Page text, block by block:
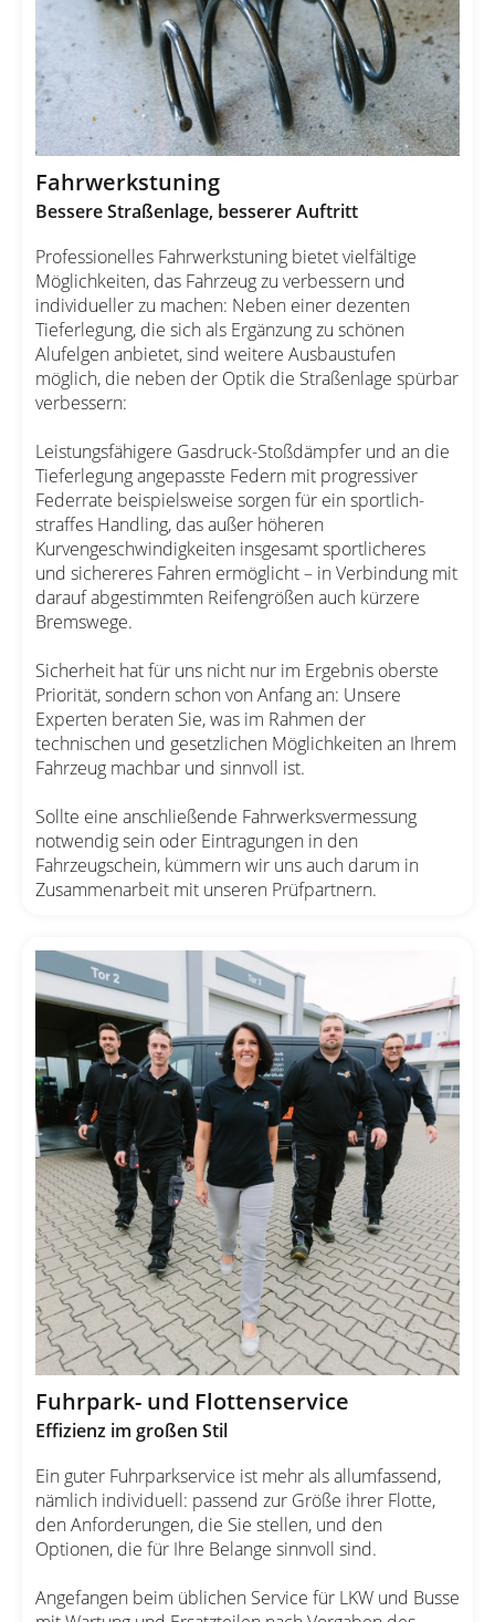
Fahrwerkstuning
Bessere Straßenlage, besserer Auftritt
Professionelles Fahrwerkstuning bietet vielfältige
Möglichkeiten, das Fahrzeug zu verbessern und
individueller zu machen: Neben einer dezenten
Tieferlegung, die sich als Ergänzung zu schönen
Alufelgen anbietet, sind weitere Ausbaustufen
möglich, die neben der Optik die Straßenlage spürbar
verbessern:
Leistungsfähigere Gasdruck-Stoßdämpfer und an die
Tieferlegung angepasste Federn mit progressiver
Federrate beispielsweise sorgen für ein sportlich-
straffes Handling, das außer höheren
Kurvengeschwindigkeiten insgesamt sportlicheres
und sichereres Fahren ermöglicht – in Verbindung mit
darauf abgestimmten Reifengrößen auch kürzere
Bremswege.
Sicherheit hat für uns nicht nur im Ergebnis oberste
Priorität, sondern schon von Anfang an: Unsere
Experten beraten Sie, was im Rahmen der
technischen und gesetzlichen Möglichkeiten an Ihrem
Fahrzeug machbar und sinnvoll ist.
Sollte eine anschließende Fahrwerksvermessung
notwendig sein oder Eintragungen in den
Fahrzeugschein, kümmern wir uns auch darum in
Zusammenarbeit mit unseren Prüfpartnern.
Fuhrpark- und Flottenservice
Effizienz im großen Stil
Ein guter Fuhrparkservice ist mehr als allumfassend,
nämlich individuell: passend zur Größe ihrer Flotte,
den Anforderungen, die Sie stellen, und den
Optionen, die für Ihre Belange sinnvoll sind.
Angefangen beim üblichen Service für LKW und Busse